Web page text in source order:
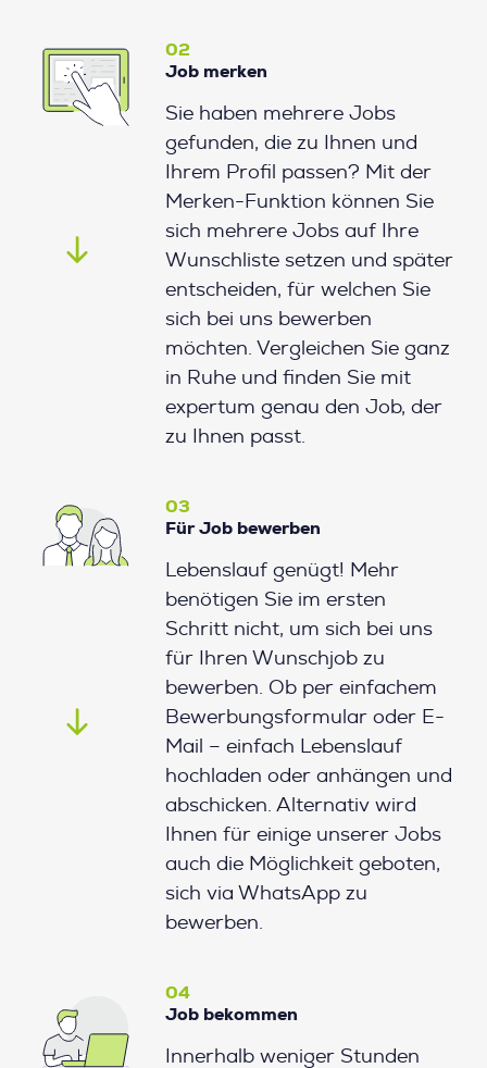
02
Job merken
Sie haben mehrere Jobs
gefunden, die zu Ihnen und
Ihrem Profil passen? Mit der
Merken-Funktion können Sie
sich mehrere Jobs auf Ihre
Wunschliste setzen und später
entscheiden, für welchen Sie
sich bei uns bewerben
möchten. Vergleichen Sie ganz
in Ruhe und finden Sie mit
expertum genau den Job, der
zu Ihnen passt.
03
Für Job bewerben
Lebenslauf genügt! Mehr
benötigen Sie im ersten
Schritt nicht, um sich bei uns
für Ihren Wunschjob zu
bewerben. Ob per einfachem
Bewerbungsformular oder E-
Mail – einfach Lebenslauf
hochladen oder anhängen und
abschicken. Alternativ wird
Ihnen für einige unserer Jobs
auch die Möglichkeit geboten,
sich via WhatsApp zu
bewerben.
04
Job bekommen
Innerhalb weniger Stunden